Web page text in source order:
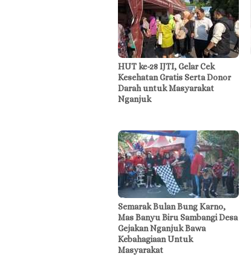
HUT ke-28 IJTI, Gelar Cek
Kesehatan Gratis Serta Donor
Darah untuk Masyarakat
Nganjuk
Semarak Bulan Bung Karno,
Mas Banyu Biru Sambangi Desa
Gejakan Nganjuk Bawa
Kebahagiaan Untuk
Masyarakat